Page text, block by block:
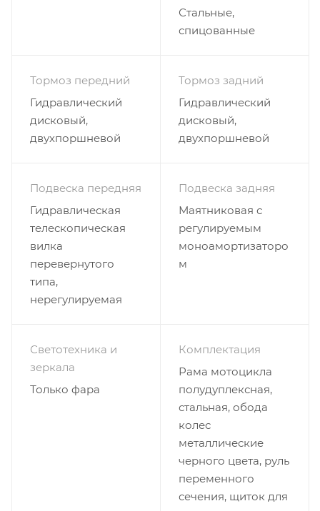
Стальные,
спицованные
Тормоз передний
Гидравлический
дисковый,
двухпоршневой
Тормоз задний
Гидравлический
дисковый,
двухпоршневой
Подвеска передняя
Гидравлическая
телескопическая
вилка
перевернутого
типа,
нерегулируемая
Подвеска задняя
Маятниковая с
регулируемым
моноамортизаторо
м
Светотехника и
зеркала
Только фара
Комплектация
Рама мотоцикла
полудуплексная,
стальная, обода
колес
металлические
черного цвета, руль
переменного
сечения, щиток для